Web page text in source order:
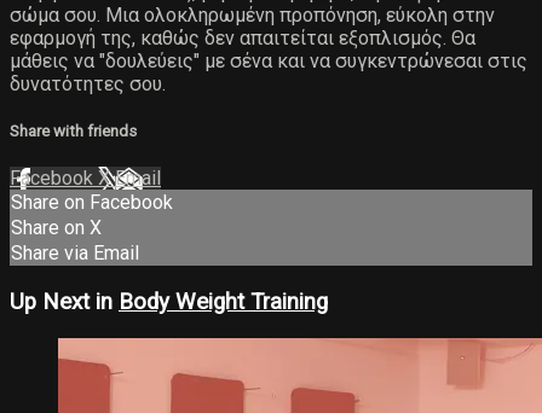
σώμα σου. Μια ολοκληρωμένη προπόνηση, εύκολη στην
εφαρμογή της, καθώς δεν απαιτείται εξοπλισμός. Θα
μάθεις να "δουλεύεις" με σένα και να συγκεντρώνεσαι στις
δυνατότητες σου.
Share with friends
Facebook XEmail
Share on Facebook
Share on X
Share via Email
Up Next in Body Weight Training